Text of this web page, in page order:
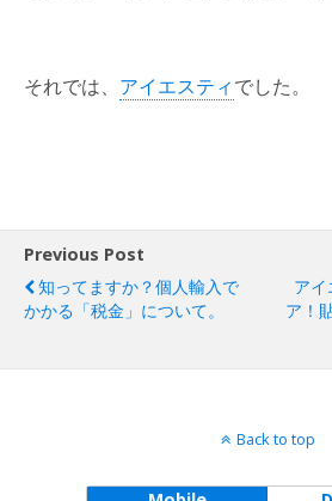
それでは、 アイエスティでした。
Previous Post
知ってますか？個人輸入で
かかる「税金」について。
ア
ア！
Back to top